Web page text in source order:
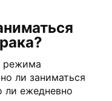
режима
ли заниматься
ли ежедневно